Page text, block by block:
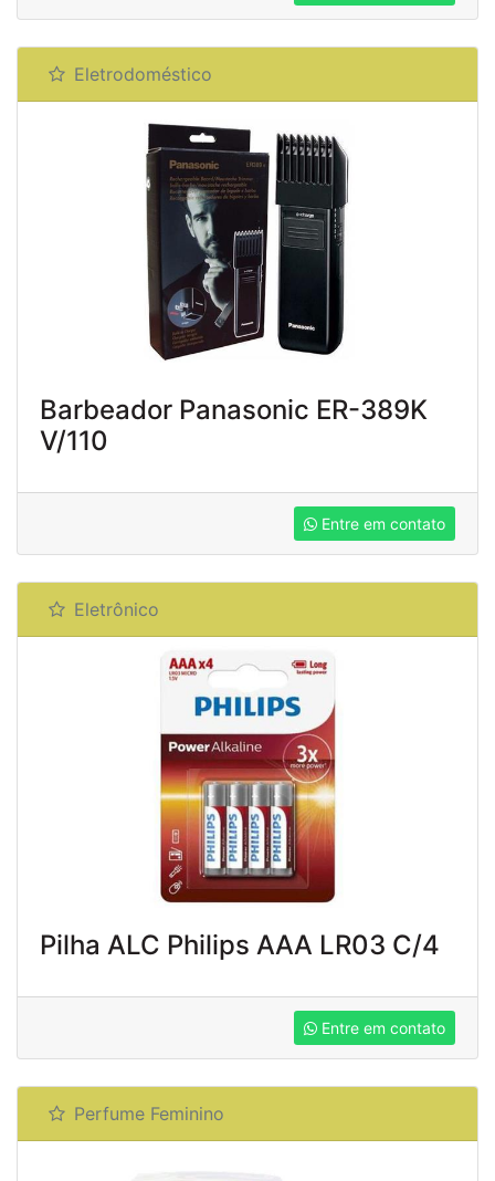
Eletrodoméstico
Barbeador Panasonic ER-389K
V/110
Entre em contato
Eletrônico
Pilha ALC Philips AAA LR03 C/4
Entre em contato
Perfume Feminino